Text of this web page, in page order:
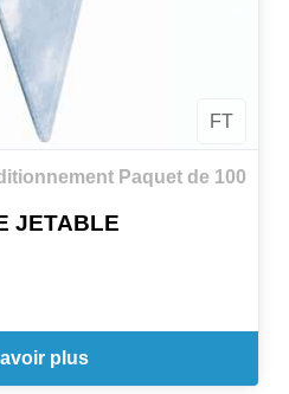
FT
Paquet de 100
JETABLE
plus